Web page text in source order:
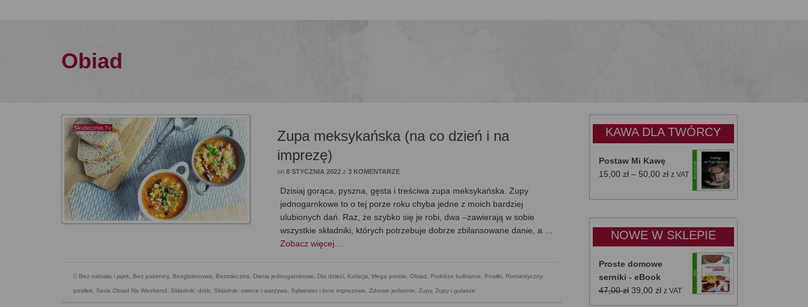
Obiad
Zupa meksykańska (na co dzień i na
imprezę)
on8 STYCZNIA 2022 z3 KOMENTARZE
Dzisiaj gorąca, pyszna, gęsta i treściwa zupa meksykańska. Zupy
jednogarnkowe to o tej porze roku chyba jedne z moich bardziej
ulubionych dań. Raz, że szybko się je robi, dwa –zawierają w sobie
wszystkie składniki, których potrzebuje dobrze zbilansowane danie, a …
Zobacz więcej…
Bez nabiału i jajek, Bez pszenicy, Bezglutenowa, Bezmleczna, Dania jednogarnkowe, Dla dzieci, Kolacja, Mega proste, Obiad, Podróże kulinarne, Posiłki, Romantyczny
posiłek, Seria Obiad Na Weekend, Składnik: drób, Składnik: owoce i warzywa, Sylwester i inne imprezowe, Zdrowe jedzenie, Zupy, Zupy i gulasze
KAWA DLA TWÓRCY
Postaw Mi Kawę
15,00 zł – 50,00 złZakres
od
do
50,00 zł
z VAT
NOWE W SKLEPIE
Proste domowe
serniki - eBook
47,00zł Pierwotna
cena
39,00 złAktualna
cena
z VAT